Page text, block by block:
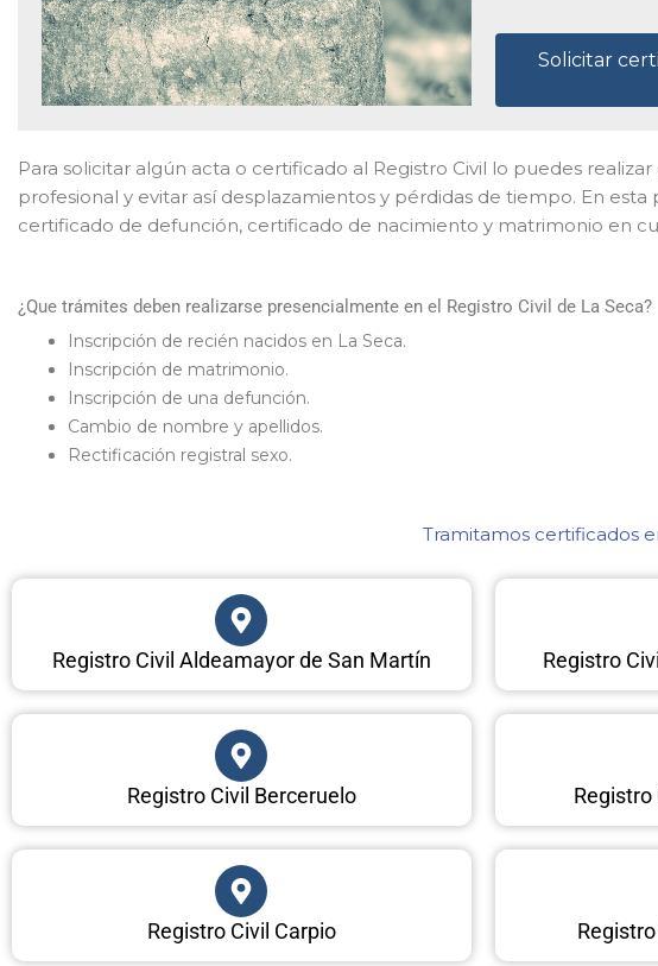
Solicitar
Para solicitar algún acta o certificado al Registro Civil lo puedes
profesional y evitar así desplazamientos y pérdidas de tiempo. En esta
certificado de defunción, certificado de nacimiento y matrimonio en
¿Que trámites deben realizarse presencialmente en el Registro Civil de La Seca?
Inscripción de recién nacidos en La Seca.
Inscripción de matrimonio.
Inscripción de una defunción.
Cambio de nombre y apellidos.
Rectificación registral sexo.
Tramitamos certificados
Registro Civil Aldeamayor de San Martín Registro
Registro Civil Berceruelo Registro
Registro Civil Carpio